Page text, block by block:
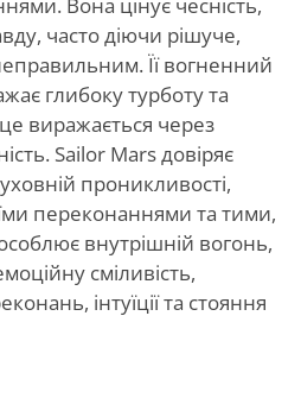
часто діючи рішуче,
Її вогненний
глибоку турботу та
це виражається через
Sailor Mars довіряє
проникливості,
переконаннями та тими,
внутрішній вогонь,
сміливість,
інтуїції та стояння